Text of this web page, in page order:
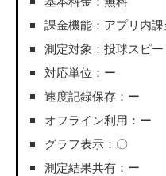
課金機能：アプリ内課
測定対象：投球スピー
対応単位：ー
速度記録保存：ー
オフライン利用：ー
グラフ表示：〇
測定結果共有：ー